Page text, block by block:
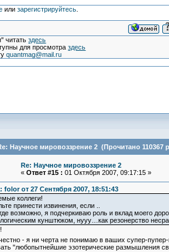
или зарегистрируйтесь.
читатьздесь
для просмотраздесь
quantmag@mail.ru
Научное мировоззрение 2 (Прочитано 110367
Re: Научное мировоззрение 2
« Ответ #15 : 01 Октября 2007, 09:17:15 »
folor от 27 Сентября 2007, 18:51:43
коллеги!
принести извинения, если ..
возможно, я подчеркиваю роль и вклад моего
кунштюком, нууу…как резонерство
- я ни черта не понимаю в ваших супер-
"любопытнейшие эзотерические размышления